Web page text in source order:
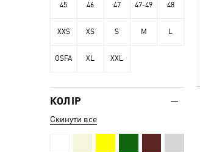
45 46 47 47-49 48
XXS XS S M L
OSFA XL XXL
КОЛІР
Скинути все